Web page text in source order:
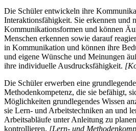
Die Schüler entwickeln ihre
Interaktionsfähigkeit. Sie erkennen und
Kommunikationsformen und können
Menschen erkennen sowie darauf
in Kommunikation und können ihre
und eigene Wünsche und Meinungen
ihre individuelle Ausdrucksfähigkeit.
Die Schüler erwerben eine
Methodenkompetenz, die sie befähigt,
Möglichkeiten grundlegendes Wissen
sie Lern- und Arbeitstechniken an und
Arbeitsabläufe unter Anleitung zu
kontrollieren. [Lern- und